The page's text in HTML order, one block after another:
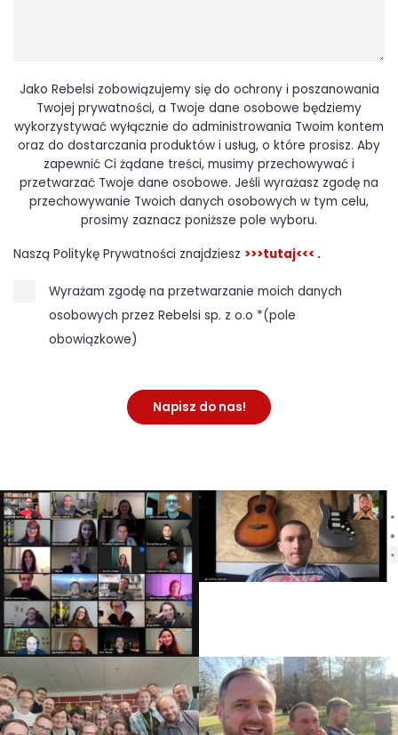
Jako Rebelsi zobowiązujemy się do ochrony i poszanowania
Twojej prywatności, a Twoje dane osobowe będziemy
wykorzystywać wyłącznie do administrowania Twoim kontem
oraz do dostarczania produktów i usług, o które prosisz. Aby
zapewnić Ci żądane treści, musimy przechowywać i
przetwarzać Twoje dane osobowe. Jeśli wyrażasz zgodę na
przechowywanie Twoich danych osobowych w tym celu,
prosimy zaznacz poniższe pole wyboru.
Naszą Politykę Prywatności znajdziesz >>>tutaj<<< .
Wyrażam zgodę na przetwarzanie moich danych
osobowych przez Rebelsi sp. z o.o *(pole
obowiązkowe)